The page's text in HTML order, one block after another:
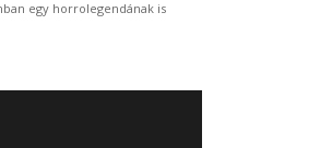
egy horrolegendának is